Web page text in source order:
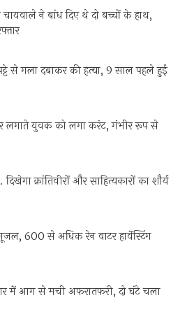
ने बांध दिए थे दो बच्चों के हाथ,
से गला दबाकर की हत्या, 9 साल पहले हुई
लगाते युवक को लगा करंट, गंभीर रूप से
क्रांतिवीरों और साहित्यकारों का शौर्य
600 से अधिक रेन वाटर हार्वेस्टिंग
में आग से मची अफरातफरी, दो घंटे चला